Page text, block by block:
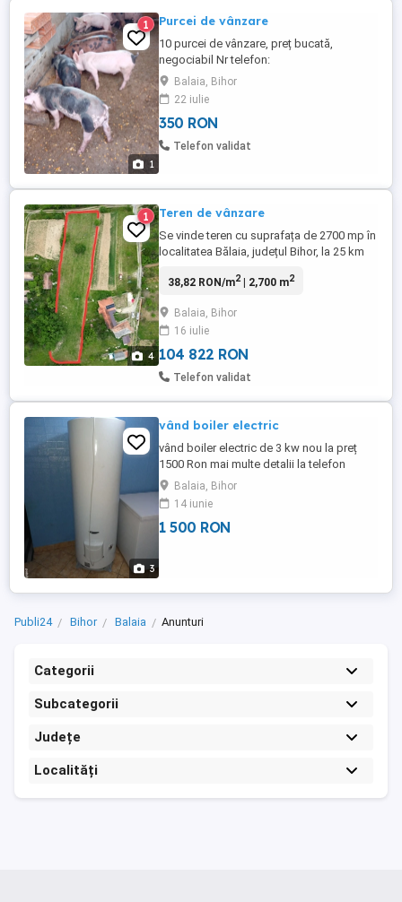
1
1 Purcei de vânzare
10 purcei de vânzare, preț bucată,
negociabil Nr telefon:
Balaia, Bihor
22 iulie
350 RON
Telefon validat
4
1 Teren de vânzare
Se vinde teren cu suprafața de 2700 mp în
localitatea Bălaia, județul Bihor, la 25 km
Pentru detalii, sunați la numărul .
38,82 RON/m2| 2,700 m2
Balaia, Bihor
16 iulie
104 822 RON
Telefon validat
3
vând boiler electric
vând boiler electric de 3 kw nou la preț
1500 Ron mai multe detalii la telefon
Balaia, Bihor
14 iunie
1 500 RON
Publi24 Bihor Balaia Anunturi
Categorii
Subcategorii
Județe
Localități